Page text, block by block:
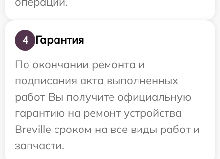
4
Гарантия
По окончании ремонта и
подписания акта выполненных
работ Вы получите официальную
гарантию на ремонт устройства
Breville сроком на все виды работ и
запчасти.